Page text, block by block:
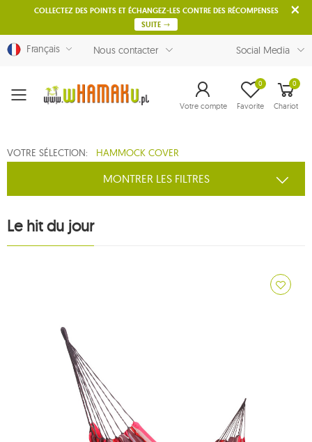
COLLECTEZ DES POINTS ET ÉCHANGEZ-LES CONTRE DES RÉCOMPENSES
SUITE
Français Nous contacter Social Media
Menu Votre compte Favorite
0 0
Chariot
VOTRE SÉLECTION: HAMMOCK COVER
MONTRER LES FILTRES
Le hit du jour